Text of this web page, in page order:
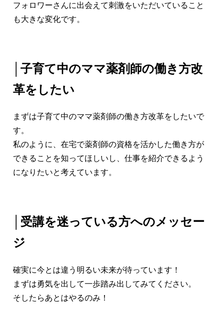
フォロワーさんに出会えて刺激をいただいていること
も大きな変化です。
子育て中のママ薬剤師の働き方改
革をしたい
まずは子育て中のママ薬剤師の働き方改革をしたいで
す。
私のように、在宅で薬剤師の資格を活かした働き方が
できることを知ってほしいし、仕事を紹介できるよう
になりたいと考えています。
│受講を迷っている方へのメッセー
ジ
確実に今とは違う明るい未来が待っています！
まずは勇気を出して一歩踏み出してみてください。
そしたらあとはやるのみ！